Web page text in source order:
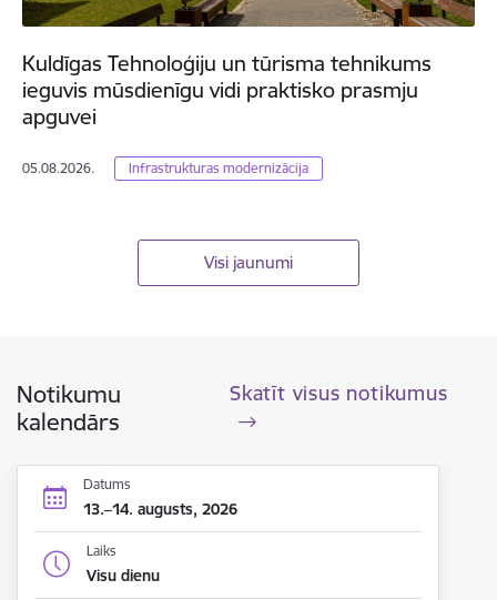
Kuldīgas Tehnoloģiju un tūrisma tehnikums
ieguvis mūsdienīgu vidi praktisko prasmju
apguvei
05.08.2026. Infrastrukturas modernizācija
Visi jaunumi
Notikumu
kalendārs
Skatīt visus notikumus
Datums
13.–14. augusts, 2026
Laiks
Visu dienu